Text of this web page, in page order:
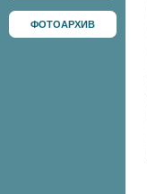
ФОТОАРХИВ